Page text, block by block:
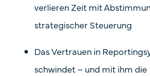
verlieren Zeit mit
strategischer Steuerung
Das Vertrauen in
schwindet – und mit ihm die